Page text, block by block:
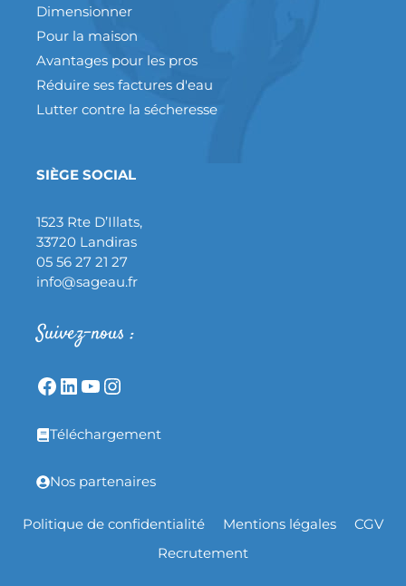
Dimensionner
Pour la maison
Avantages pour les pros
Réduire ses factures d'eau
Lutter contre la sécheresse
SIÈGE SOCIAL
1523 Rte D’Illats,
33720 Landiras
05 56 27 21 27
info@sageau.fr
Suivez-nous :
Téléchargement
Nos partenaires
Politique de confidentialité Mentions légales
CGV
Recrutement